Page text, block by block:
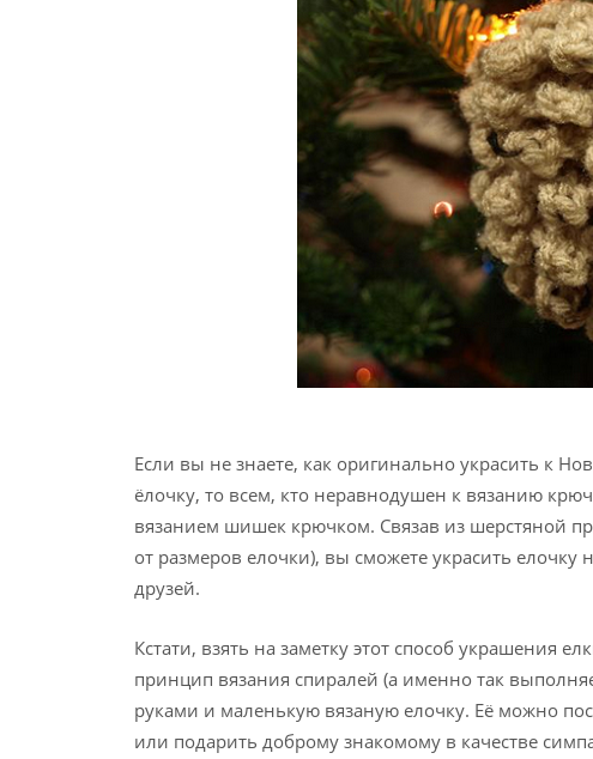
Если вы не знаете, как оригинально украсить к
ёлочку, то всем, кто неравнодушен к вязанию
вязанием шишек крючком. Связав из шерстяной
от размеров елочки), вы сможете украсить
друзей.
Кстати, взять на заметку этот способ украшения
принцип вязания спиралей (а именно так
руками и маленькую вязаную елочку. Её можно
или подарить доброму знакомому в качестве